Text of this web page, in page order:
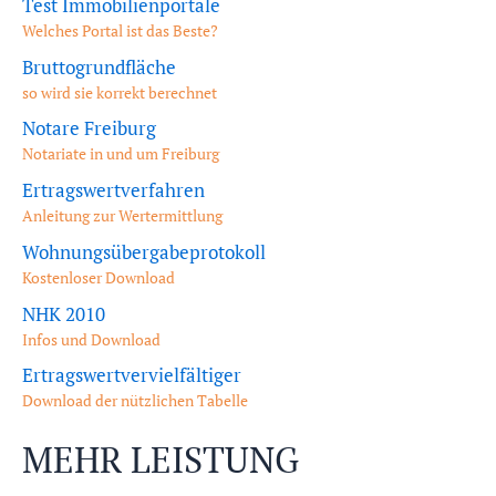
Welches Portal ist das Beste?
Bruttogrundfläche
so wird sie korrekt berechnet
Notare Freiburg
Notariate in und um Freiburg
Ertragswertverfahren
Anleitung zur Wertermittlung
Wohnungsübergabeprotokoll
Kostenloser Download
NHK 2010
Infos und Download
Ertragswertvervielfältiger
Download der nützlichen Tabelle
MEHR LEISTUNG